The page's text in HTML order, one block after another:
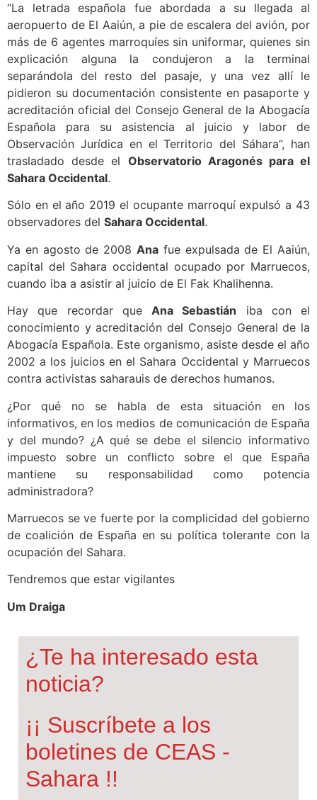
“La letrada española fue abordada a su llegada al
aeropuerto de El Aaiún, a pie de escalera del avión, por
más de 6 agentes marroquíes sin uniformar, quienes sin
explicación alguna la condujeron a la terminal
separándola del resto del pasaje, y una vez allí le
pidieron su documentación consistente en pasaporte y
acreditación oficial del Consejo General de la Abogacía
Española para su asistencia al juicio y labor de
Observación Jurídica en el Territorio del Sáhara”, han
trasladado desde el Observatorio Aragonés para el
Sahara Occidental.
Sólo en el año 2019 el ocupante marroquí expulsó a 43
observadores del Sahara Occidental.
Ya en agosto de 2008 Ana fue expulsada de El Aaiún,
capital del Sahara occidental ocupado por Marruecos,
cuando iba a asistir al juicio de El Fak Khalihenna.
Hay que recordar que Ana Sebastián iba con el
conocimiento y acreditación del Consejo General de la
Abogacía Española. Este organismo, asiste desde el año
2002 a los juicios en el Sahara Occidental y Marruecos
contra activistas saharauis de derechos humanos.
¿Por qué no se habla de esta situación en los
informativos, en los medios de comunicación de España
y del mundo? ¿A qué se debe el silencio informativo
impuesto sobre un conflicto sobre el que España
mantiene su responsabilidad como potencia
administradora?
Marruecos se ve fuerte por la complicidad del gobierno
de coalición de España en su política tolerante con la
ocupación del Sahara.
Tendremos que estar vigilantes
Um Draiga
¿Te ha interesado esta
noticia?
¡¡ Suscríbete a los
boletines de CEAS -
Sahara !!